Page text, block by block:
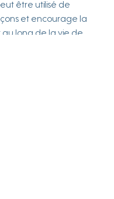
être utilisé de
et encourage la
long de la vie de